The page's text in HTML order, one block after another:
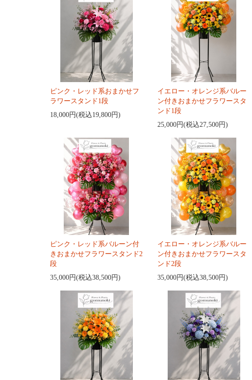
ピンク・レッド系おまかせフ
ラワースタンド1段
18,000円(税込19,800円)
イエロー・オレンジ系バルー
ン付きおまかせフラワースタ
ンド1段
25,000円(税込27,500円)
ピンク・レッド系バルーン付
きおまかせフラワースタンド2
段
35,000円(税込38,500円)
イエロー・オレンジ系バルー
ン付きおまかせフラワースタ
ンド2段
35,000円(税込38,500円)